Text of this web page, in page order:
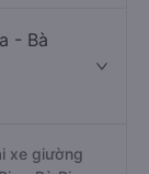
- Bà
xe giường